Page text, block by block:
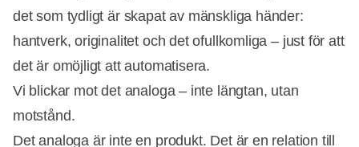
det som tydligt är skapat av mänskliga händer:
hantverk, originalitet och det ofullkomliga – just för att
det är omöjligt att automatisera.
Vi blickar mot det analoga – inte längtan, utan
motstånd.
Det analoga är inte en produkt. Det är en relation till